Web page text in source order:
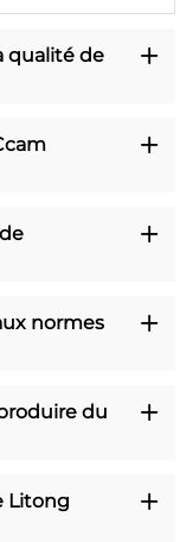
qualité de
normes
du
Litong